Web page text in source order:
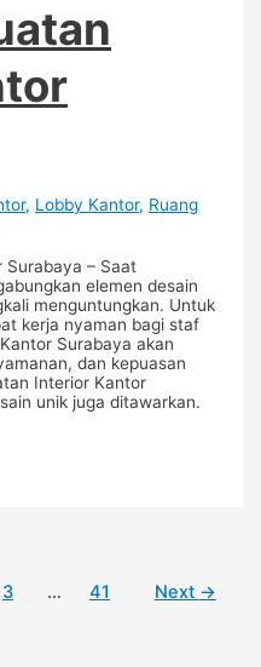
, Lobby Kantor, Ruang
Surabaya – Saat
elemen desain
menguntungkan. Untuk
kerja nyaman bagi staf
Surabaya akan
dan kepuasan
Interior Kantor
unik juga ditawarkan.
3 … 41 Next →